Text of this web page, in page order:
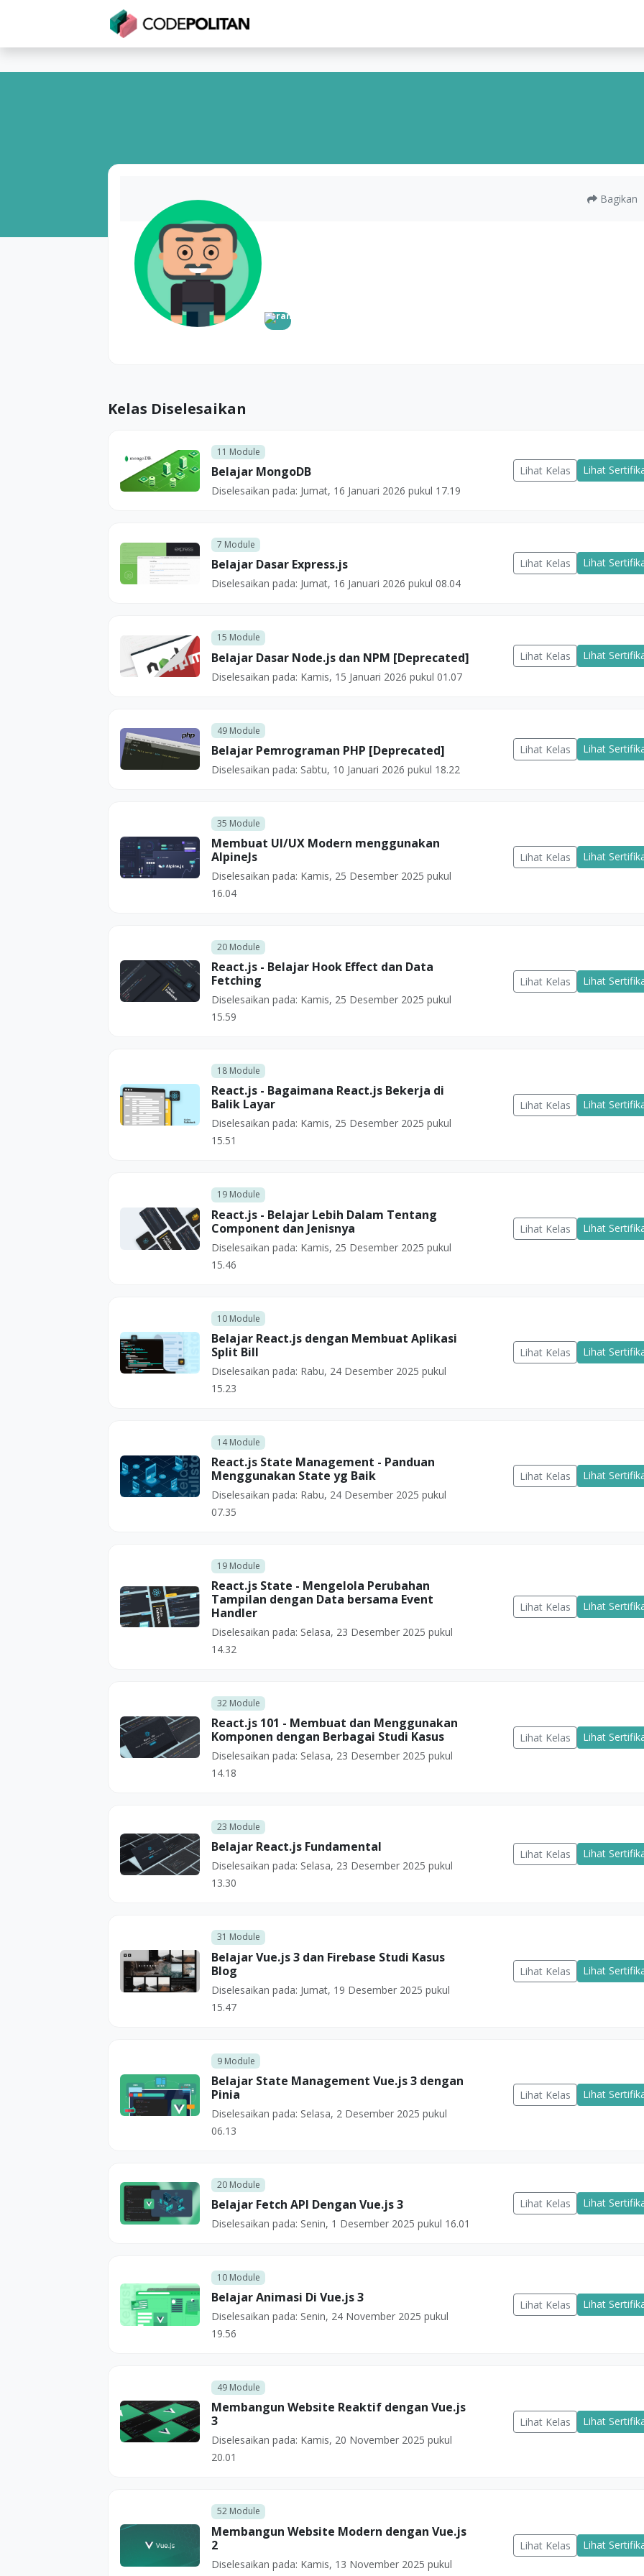
Untuk IndividuUntuk Bisnis
Bagikan
Kelas Diselesaikan
11 Module
Belajar MongoDB
Diselesaikan pada: Jumat, 16 Januari 2026 pukul 17.19
Lihat Kelas Lihat
7 Module
Belajar Dasar Express.js
Diselesaikan pada: Jumat, 16 Januari 2026 pukul 08.04
Lihat Kelas Lihat
15 Module
Belajar Dasar Node.js dan NPM [Deprecated]
Diselesaikan pada: Kamis, 15 Januari 2026 pukul 01.07
Lihat Kelas Lihat
49Module
Belajar Pemrograman PHP [Deprecated]
Diselesaikan pada: Sabtu, 10 Januari 2026 pukul 18.22
Lihat Kelas Lihat
35 Module
Membuat UI/UX Modern menggunakan
AlpineJs
Diselesaikan pada: Kamis, 25 Desember 2025 pukul
16.04
Lihat Kelas Lihat
20Module
React.js - Belajar Hook Effect dan Data
Fetching
Diselesaikan pada: Kamis, 25 Desember 2025 pukul
15.59
Lihat Kelas Lihat
18Module
React.js - Bagaimana React.js Bekerja di
Balik Layar
Diselesaikan pada: Kamis, 25 Desember 2025 pukul
15.51
Lihat Kelas Lihat
19Module
React.js - Belajar Lebih Dalam Tentang
Component dan Jenisnya
Diselesaikan pada: Kamis, 25 Desember 2025 pukul
15.46
Lihat Kelas Lihat
10Module
Belajar React.js dengan Membuat Aplikasi
Split Bill
Diselesaikan pada: Rabu, 24 Desember 2025 pukul
15.23
Lihat Kelas Lihat
14Module
React.js State Management - Panduan
Menggunakan State yg Baik
Diselesaikan pada: Rabu, 24 Desember 2025 pukul
07.35
Lihat Kelas Lihat
19Module
React.js State - Mengelola Perubahan
Tampilan dengan Data bersama Event
Handler
Diselesaikan pada: Selasa, 23 Desember 2025 pukul
14.32
Lihat Kelas Lihat
32Module
React.js 101 - Membuat dan Menggunakan
Komponen dengan Berbagai Studi Kasus
Diselesaikan pada: Selasa, 23 Desember 2025 pukul
14.18
Lihat Kelas Lihat
23 Module
Belajar React.js Fundamental
Diselesaikan pada: Selasa, 23 Desember 2025 pukul
13.30
Lihat Kelas Lihat
31 Module
Belajar Vue.js 3 dan Firebase Studi Kasus
Blog
Diselesaikan pada: Jumat, 19 Desember 2025 pukul
15.47
Lihat Kelas Lihat
9Module
Belajar State Management Vue.js 3 dengan
Pinia
Diselesaikan pada: Selasa, 2 Desember 2025 pukul
06.13
Lihat Kelas Lihat
20Module
Belajar Fetch API Dengan Vue.js 3
Diselesaikan pada: Senin, 1 Desember 2025 pukul 16.01
Lihat Kelas Lihat
10Module
Belajar Animasi Di Vue.js 3
Diselesaikan pada: Senin, 24 November 2025 pukul
19.56
Lihat Kelas Lihat
49Module
Membangun Website Reaktif dengan Vue.js
3
Diselesaikan pada: Kamis, 20 November 2025 pukul
20.01
Lihat Kelas Lihat
52Module
Membangun Website Modern dengan Vue.js
2
Diselesaikan pada: Kamis, 13 November 2025 pukul
Lihat Kelas Lihat